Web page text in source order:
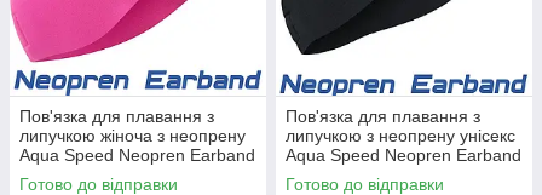
Пов'язка для плавання з
липучкою жіноча з неопрену
Aqua Speed Neopren Earband
Pink рожева
Готово до відправки
Пов'язка для плавання з
липучкою з неопрену унісекс
Aqua Speed Neopren Earband
Black чорна
Готово до відправки